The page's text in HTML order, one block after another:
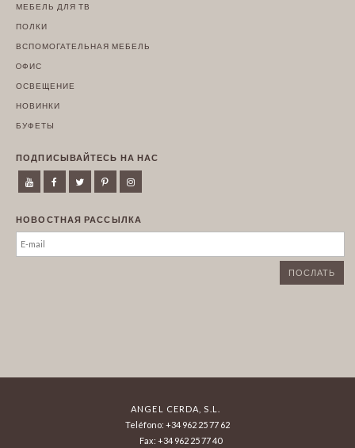
МЕБЕЛЬ ДЛЯ ТВ
ПОЛКИ
ВСПОМОГАТЕЛЬНАЯ МЕБЕЛЬ
OФИС
ОСВЕЩЕНИЕ
НОВИНКИ
БУФЕТЫ
ПОДПИСЫВАЙТЕСЬ НА НАС
НОВОСТНАЯ РАССЫЛКА
ANGEL CERDA, S.L.
Teléfono: +34 962 25 77 62
Fax: +34 962 25 77 40